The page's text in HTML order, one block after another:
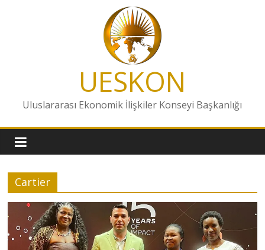
UESKON
Uluslararası Ekonomik İlişkiler Konseyi Başkanlığı
Cartier